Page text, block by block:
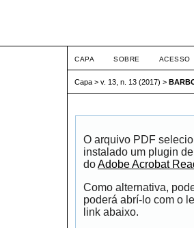
CAPA SOBRE ACESSO
Capa > v. 13, n. 13 (2017) >
O arquivo PDF
instalado um plugin
doAdobe Acrobat
Como alternativa,
poderá abrí-lo com o
link abaixo.